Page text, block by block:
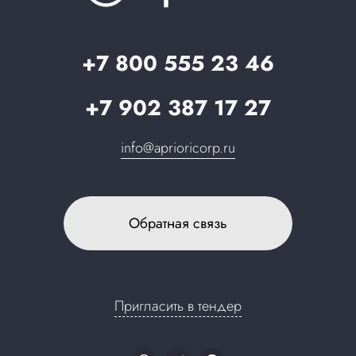
+7 800 555 23 46
+7 902 387 17 27
info@aprioricorp.ru
Обратная связь
Пригласить в тендер
Запрос в поддержку